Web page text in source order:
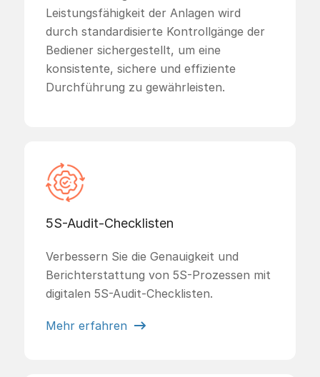
Leistungsfähigkeit der Anlagen wird
durch standardisierte Kontrollgänge der
Bediener sichergestellt, um eine
konsistente, sichere und effiziente
Durchführung zu gewährleisten.
5S-Audit-Checklisten
Verbessern Sie die Genauigkeit und
Berichterstattung von 5S-Prozessen mit
digitalen 5S-Audit-Checklisten.
Mehr erfahren